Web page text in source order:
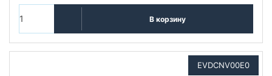
В корзину
EVDCNV00E0